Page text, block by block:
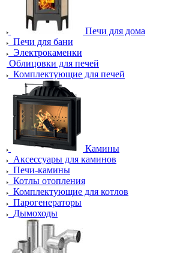
Печи для дома
Печи для бани
Электрокаменки
Облицовки для печей
Комплектующие для печей
Камины
Аксессуары для каминов
Печи-камины
Котлы отопления
Комплектующие для котлов
Парогенераторы
Дымоходы